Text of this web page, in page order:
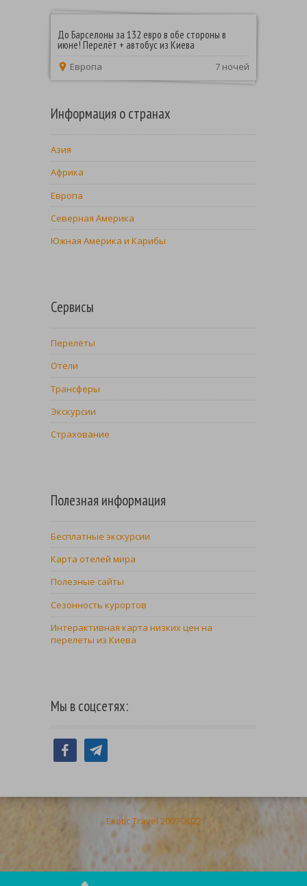
До Барселоны за 132 евро в обе стороны в
июне! Перелёт + автобус из Киева
Европа 7 ночей
Информация о странах
Азия
Африка
Европа
Северная Америка
Южная Америка и Карибы
Сервисы
Перелёты
Отели
Трансферы
Экскурсии
Страхование
Полезная информация
Бесплатные экскурсии
Карта отелей мира
Полезные сайты
Сезонность курортов
Интерактивная карта низких цен на
перелеты из Киева
Мы в соцсетях:
facebooktelegram
Exotic Travel 2007-2022